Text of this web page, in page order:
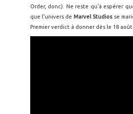
Order, donc). Ne reste qu'à espérer
que l'univers deMarvel Studios se
Premier verdict à donner dès le 18 août